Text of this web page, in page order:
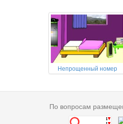
Непрощенный номер
По вопросам